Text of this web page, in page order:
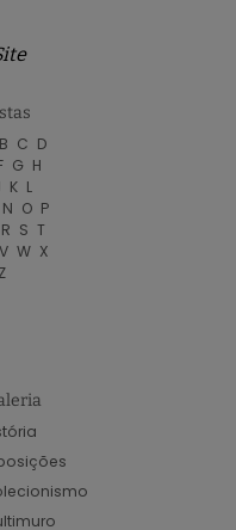
B C D
G H
K L
N O P
R S T
V W X
Z